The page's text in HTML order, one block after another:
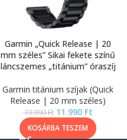
Garmin „Quick Release | 20
mm széles” Sikai fekete színű
láncszemes „titánium” óraszíj
Garmin titánium szíjak (Quick
Release | 20 mm széles)
19.990Ft 11.990 Ft
KOSÁRBA TESZEM